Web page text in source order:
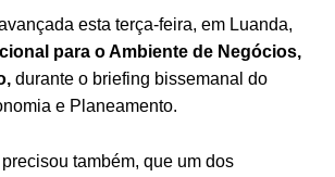
esta terça-feira, em Luanda,
para o Ambiente de Negócios,
durante o briefing bissemanal do
e Planeamento.
também, que um dos